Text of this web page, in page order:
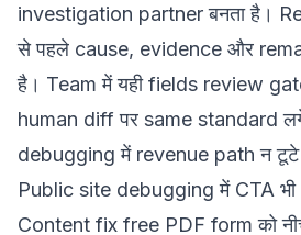
investigation partner बनता है।
से पहले cause, evidence और
है। Team में यही fields review
human diff पर same standard
debugging में revenue path न टूटे
Public site debugging में CTA
Content fix free PDF form को